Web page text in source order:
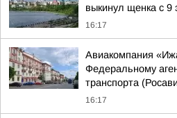
выкинул щенка с 9
16:17
Авиакомпания
Федеральному
транспорта
16:17